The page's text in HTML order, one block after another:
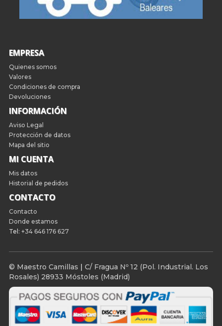
EMPRESA
Quienes somos
Valores
Condiciones de compra
Devoluciones
INFORMACIÓN
Aviso Legal
Protección de datos
Mapa del sitio
MI CUENTA
Mis datos
Historial de pedidos
CONTACTO
Contacto
Donde estamos
Tel: +34 646 176 627
© Maestro Camillas
C/ Fragua Nº 12 (Pol. Industrial. Los
Rosales) 28933 Móstoles (Madrid)